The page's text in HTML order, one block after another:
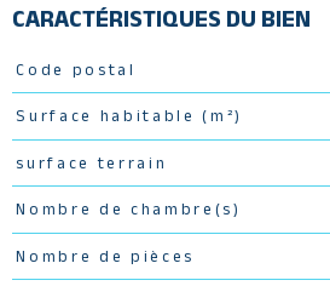
CARACTÉRISTIQUES DU BIEN
Caractéristiques
Code postal
Surface habitable (m²)
surface terrain
Nombre de chambre(s)
Nombre de pièces